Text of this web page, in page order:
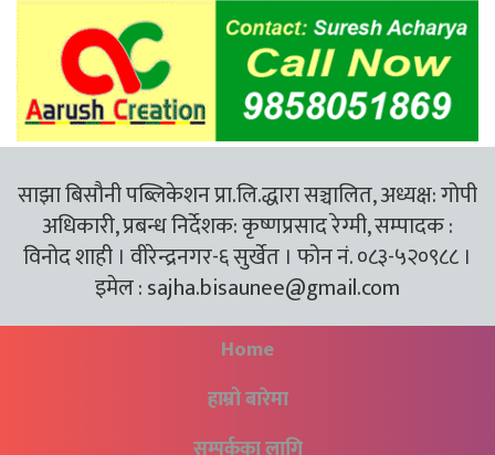
साझा बिसौनी पब्लिकेशन प्रा.लि.द्धारा सञ्चालित, अध्यक्ष: गोपी
अधिकारी, प्रबन्ध निर्देशक: कृष्णप्रसाद रेग्मी, सम्पादक :
विनोद शाही । वीरेन्द्रनगर-६ सुर्खेत । फोन नं. ०८३-५२०९८८ ।
इमेल :sajha.bisaunee@gmail.com
Home
हाम्रो बारेमा